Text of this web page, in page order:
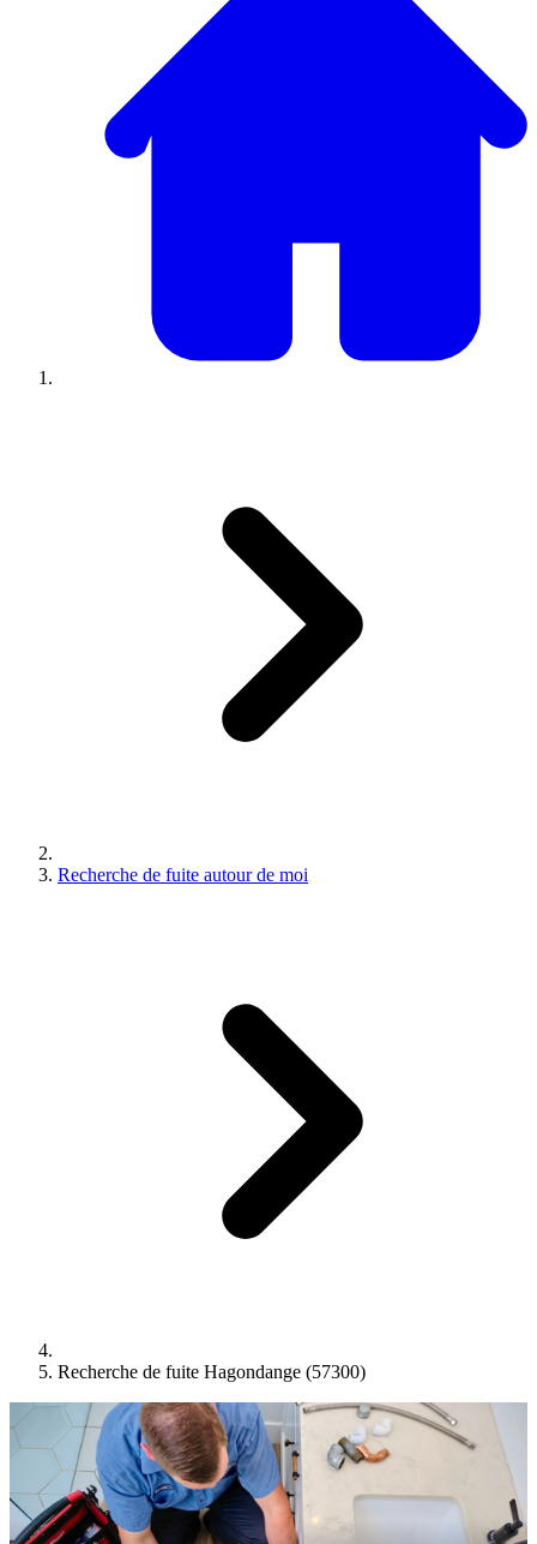
Recherche de fuite autour de moi
Recherche de fuite Hagondange (57300)